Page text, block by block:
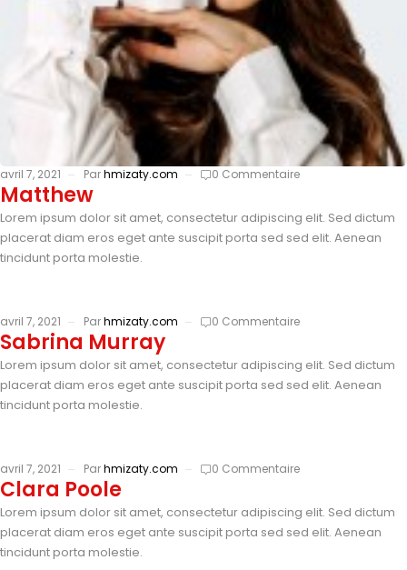
avril 7, 2021 Parhmizaty.com 0 Commentaire
Matthew
Lorem ipsum dolor sit amet, consectetur adipiscing elit. Sed dictum
placerat diam eros eget ante suscipit porta sed sed elit. Aenean
tincidunt porta molestie.
avril 7, 2021 Parhmizaty.com 0 Commentaire
Sabrina Murray
Lorem ipsum dolor sit amet, consectetur adipiscing elit. Sed dictum
placerat diam eros eget ante suscipit porta sed sed elit. Aenean
tincidunt porta molestie.
avril 7, 2021 Parhmizaty.com 0 Commentaire
Clara Poole
Lorem ipsum dolor sit amet, consectetur adipiscing elit. Sed dictum
placerat diam eros eget ante suscipit porta sed sed elit. Aenean
tincidunt porta molestie.